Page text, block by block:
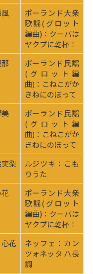
ポーランド大衆
歌謡(グロット
編曲)：クーバは
ヤクプに乾杯！
ポーランド民謡
(グロット編
曲)：こねこがか
きねにのぼって
ポーランド民謡
(グロット編
曲)：こねこがか
きねにのぼって
梨
ルジツキ：こも
りうた
ポーランド大衆
歌謡(グロット
編曲)：クーバは
ヤクプに乾杯！
花
ネッフェ：カン
ツォネッタ ハ長
調